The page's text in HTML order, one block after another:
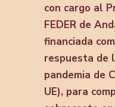
con cargo al
FEDER de
financiada
respuesta de
pandemia de
UE), para